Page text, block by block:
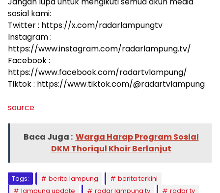
sosial kami:
Twitter : https://x.com/radarlampungtv
Instagram :
https://www.instagram.com/radarlampung.tv/
Facebook :
https://www.facebook.com/radartvlampung/
Tiktok : https://www.tiktok.com/@radartvlampung
source
Baca Juga : Warga Harap Program Sosial
DKM Thoriqul Khoir Berlanjut
Tags: berita lampung
berita terkini
lampung update
radar lampung tv
radar tv